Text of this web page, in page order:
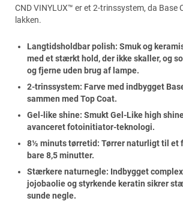
CND VINYLUX™ er et 2-trinssystem, da Base
lakken.
Langtidsholdbar polish: Smuk og
med et stærkt hold, der ikke skaller, og
og fjerne uden brug af lampe.
2-trinssystem: Farve med indbygget
sammen med Top Coat.
Gel-like shine: Smukt Gel-Like high
avanceret fotoinitiator-teknologi.
8½ minuts tørretid: Tørrer naturligt til et
bare 8,5 minutter.
Stærkere naturnegle: Indbygget
jojobaolie og styrkende keratin sikrer
sunde negle.